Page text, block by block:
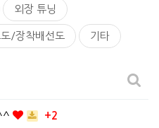
외장 튜닝
/장착배선도 기타
+2